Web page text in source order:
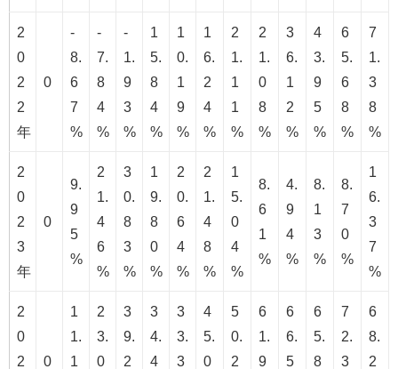
2
0
2
2
年
0
-
8.
6
7
%
-
7.
8
4
%
-
1.
9
3
%
1
5.
8
4
%
1
0.
1
9
%
1
6.
2
4
%
2
1.
1
1
%
2
1.
0
8
%
3
6.
1
2
%
4
3.
9
5
%
6
5.
6
8
%
7
1.
3
8
%
2
0
2
3
年
0
9.
9
5
%
2
1.
4
6
%
3
0.
8
3
%
1
9.
8
0
%
2
0.
6
4
%
2
1.
4
8
%
1
5.
0
4
%
8.
6
1
%
4.
9
4
%
8.
1
3
%
8.
7
0
%
1
6.
3
7
%
2
0
2
0
1
1.
1
2
3.
0
3
9.
2
3
4.
4
3
3.
3
4
5.
0
5
0.
2
6
1.
9
6
6.
5
6
5.
8
7
2.
3
6
8.
2